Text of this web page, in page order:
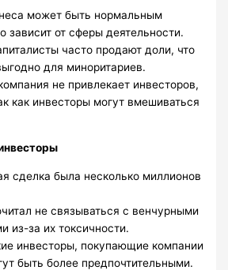
может быть нормальным
зависит от сферы деятельности.
часто продают доли, что
для миноритариев.
не привлекает инвесторов,
как инвесторы могут вмешиваться
сделка была несколько миллионов
не связываться с венчурными
из-за их токсичности.
инвесторы, покупающие компании
быть более предпочтительными.